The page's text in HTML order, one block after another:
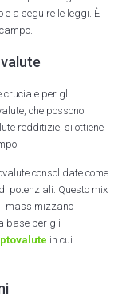
a seguire le leggi. È
cruciale per gli
che possono
redditizie, si ottiene
consolidate come
potenziali. Questo mix
massimizzano i
base per gli
in cui